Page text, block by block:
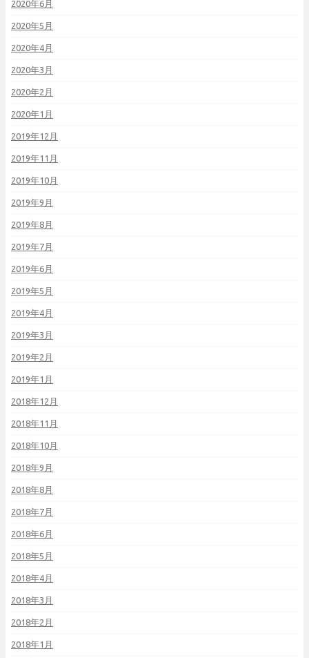
2020年6月
2020年5月
2020年4月
2020年3月
2020年2月
2020年1月
2019年12月
2019年11月
2019年10月
2019年9月
2019年8月
2019年7月
2019年6月
2019年5月
2019年4月
2019年3月
2019年2月
2019年1月
2018年12月
2018年11月
2018年10月
2018年9月
2018年8月
2018年7月
2018年6月
2018年5月
2018年4月
2018年3月
2018年2月
2018年1月